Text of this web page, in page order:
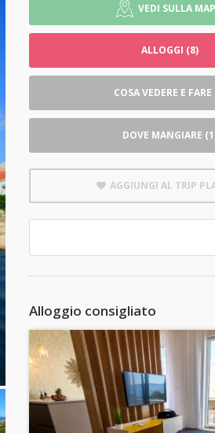
VEDI SULLA
ALLOGGI (8)
COSA VEDERE E
DOVE MANGIARE
AGGIUNGI AL TRIP
Alloggio consigliato